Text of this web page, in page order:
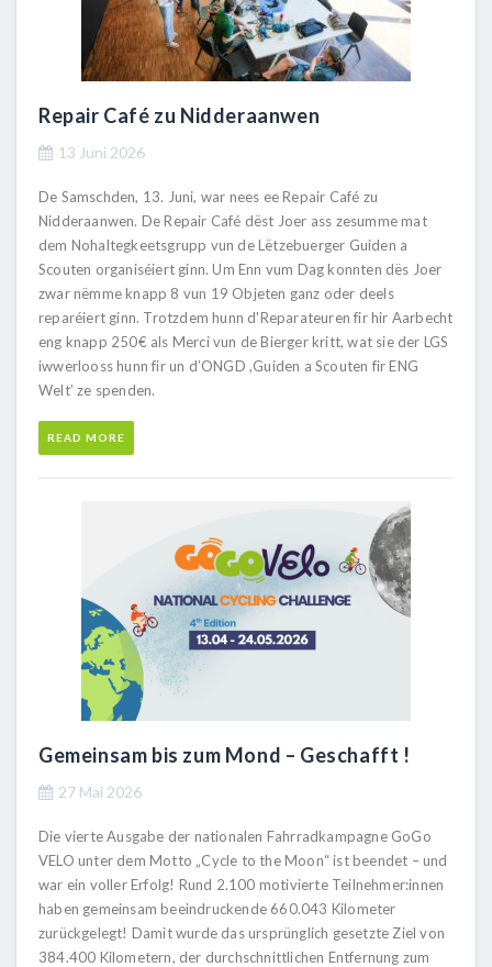
Repair Café zu Nidderaanwen
13 Juni 2026
De Samschden, 13. Juni, war nees ee Repair Café zu
Nidderaanwen. De Repair Café dëst Joer ass zesumme mat
dem Nohaltegkeetsgrupp vun de Lëtzebuerger Guiden a
Scouten organiséiert ginn. Um Enn vum Dag konnten dës Joer
zwar nëmme knapp 8 vun 19 Objeten ganz oder deels
reparéiert ginn. Trotzdem hunn d'Reparateuren fir hir Aarbecht
eng knapp 250€ als Merci vun de Bierger kritt, wat sie der LGS
iwwerlooss hunn fir un d’ONGD ,Guiden a Scouten fir ENG
Welt’ ze spenden.
READ MORE
Gemeinsam bis zum Mond – Geschafft !
27 Mai 2026
Die vierte Ausgabe der nationalen Fahrradkampagne GoGo
VELO unter dem Motto „Cycle to the Moon“ ist beendet – und
war ein voller Erfolg! Rund 2.100 motivierte Teilnehmer:innen
haben gemeinsam beeindruckende 660.043 Kilometer
zurückgelegt! Damit wurde das ursprünglich gesetzte Ziel von
384.400 Kilometern, der durchschnittlichen Entfernung zum